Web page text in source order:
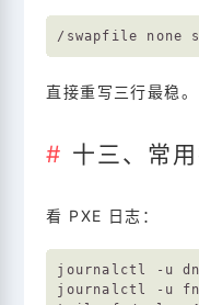
直接重写三行最稳。
十三、常
看 PXE 日志：
journalctl -u
journalctl -u